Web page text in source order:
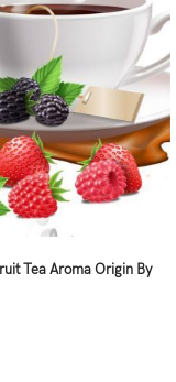
Tea Aroma Origin By